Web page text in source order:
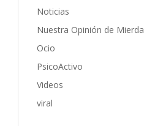
Noticias
Nuestra Opinión de Mierda
Ocio
PsicoActivo
Videos
viral